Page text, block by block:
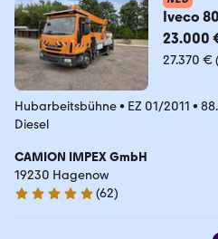
Iveco
TG 1800
23.000
27.370 €
Hubarbeitsbühne• EZ 01/2011 •
Diesel
CAMION IMPEX GmbH
19230 Hagenow
5 Sterne
(62)